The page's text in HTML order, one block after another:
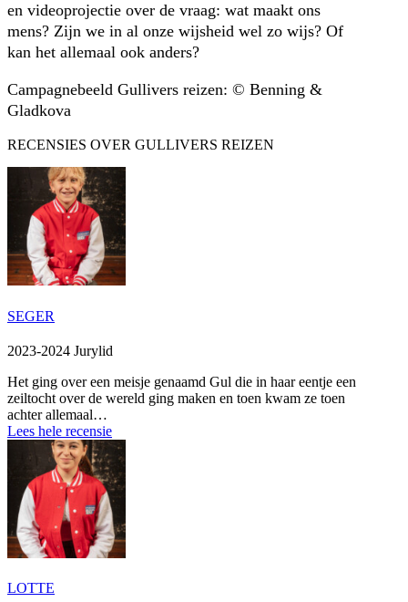
en videoprojectie over de vraag: wat maakt ons
mens? Zijn we in al onze wijsheid wel zo wijs? Of
kan het allemaal ook anders?
Campagnebeeld Gullivers reizen: © Benning &
Gladkova
RECENSIES OVER GULLIVERS REIZEN
SEGER
2023-2024 Jurylid
Het ging over een meisje genaamd Gul die in haar eentje een
zeiltocht over de wereld ging maken en toen kwam ze toen
achter allemaal…
Lees hele recensie
LOTTE